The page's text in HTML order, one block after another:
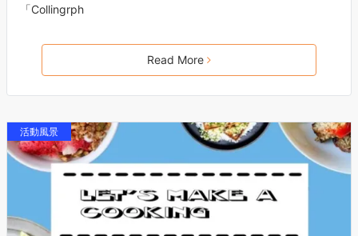
「Collingrph
Read More
活動風景